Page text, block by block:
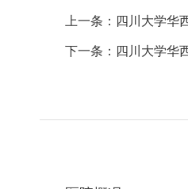
上一条：四川大学华
下一条：四川大学华